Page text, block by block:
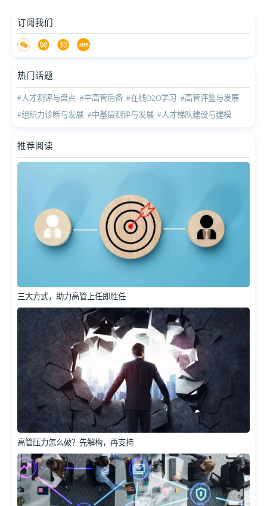
订阅我们
热门话题
#人才测评与盘点 #中高管后备 #在线O2O学习 #高管评鉴与发展
#组织力诊断与发展 #中基层测评与发展 #人才梯队建设与建模
推荐阅读
三大方式，助力高管上任即胜任
高管压力怎么破？先解构，再支持